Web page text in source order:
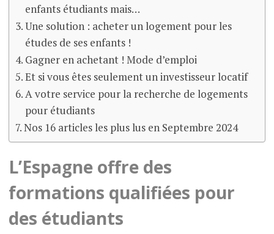
enfants étudiants mais…
Une solution : acheter un logement pour les
études de ses enfants !
Gagner en achetant ! Mode d’emploi
Et si vous êtes seulement un investisseur locatif
A votre service pour la recherche de logements
pour étudiants
Nos 16 articles les plus lus en Septembre 2024
L’Espagne offre des
formations qualifiées pour
des étudiants